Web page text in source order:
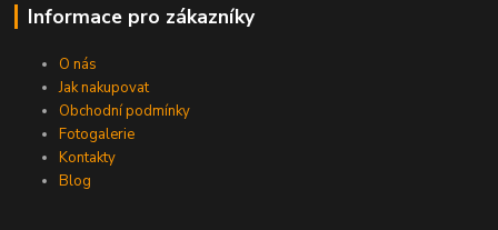
Informace pro zákazníky
O nás
Jak nakupovat
Obchodní podmínky
Fotogalerie
Kontakty
Blog